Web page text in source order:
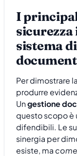
I
sistema
Per dimostrare
produrre
Ungestione
questo scopo è
difendibili. Le
sinergia per
esiste, ma come